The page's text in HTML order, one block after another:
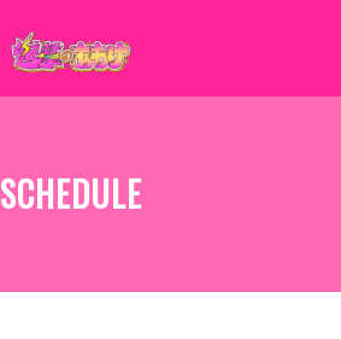
SCHEDULE